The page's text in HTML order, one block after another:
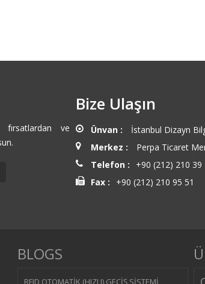
fırsatlardan ve
Bize Ulaşın
Ünvan :
İstanbul Dizayn
Merkez :
Perpa Ticaret
Telefon :
+90 (212) 210 39
Fax :
+90 (212) 210 95 51
BLOGS
RFID OTOMATİK (HIZLI) GEÇİŞ SİSTEMİ